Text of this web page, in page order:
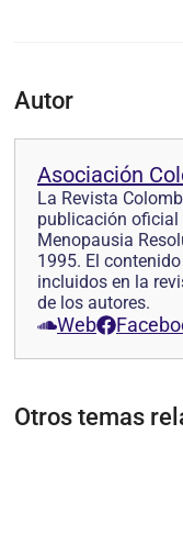
Autor
Asociación
La Revista
publicación oficial
Menopausia
1995. El
incluidos en la
de los autores.
Web
Otros temas